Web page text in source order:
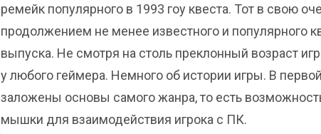
ремейк популярного в 1993 гоу квеста. Тот в свою
продолжением не менее известного и популярного
выпуска. Не смотря на столь преклонный возраст
у любого геймера. Немного об истории игры. В
заложены основы самого жанра, то есть
мышки для взаимодействия игрока с ПК.